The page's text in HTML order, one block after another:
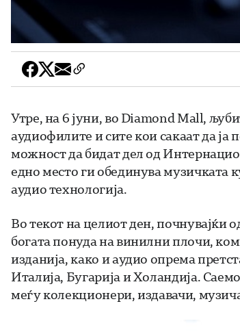
Утре, на 6 јуни, во Diamond Mall,
аудиофилите и сите кои сакаат да ја
можност да бидат дел од
едно место ги обединува музичката
аудио технологија.
Во текот на целиот ден, почнувајќи
богата понуда на винилни плочи,
изданија, како и аудио опрема
Италија, Бугарија и Холандија.
меѓу колекционери, издавачи,